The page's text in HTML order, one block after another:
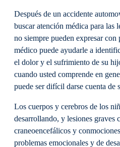
Después de un accidente
buscar atención médica para las
no siempre pueden expresar
médico puede ayudarle a
el dolor y el sufrimiento de su
cuando usted comprende en
puede ser difícil darse cuenta de
Los cuerpos y cerebros de los
desarrollando, y lesiones graves
craneoencefálicos y
problemas emocionales y de